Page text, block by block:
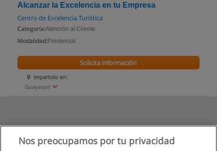
Alcanzar la Excelencia en tu Empresa
Centro de Excelencia Turística
Categoría:Atención al Cliente
Modalidad: Presencial
Impartido en:
Guayaquil
Solicita información
Nos preocupamos por tu privacidad